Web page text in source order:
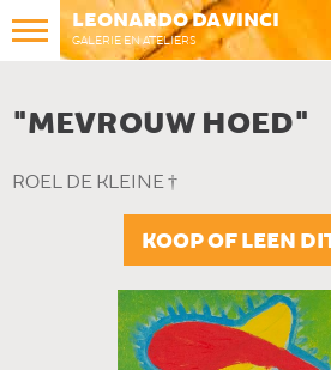
LEONARDO DA VINCI
GALERIE EN ATELIERS
"MEVROUW HOED"
ROEL DE KLEINE †
KOOP OF LEEN